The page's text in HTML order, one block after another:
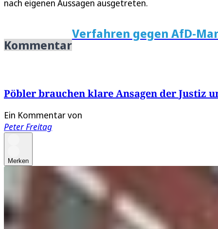
nach eigenen Aussagen ausgetreten.
Kommentar
Verfahren gegen AfD-
Pöbler brauchen klare Ansagen der Justiz
Ein Kommentar von
Peter Freitag
Merken